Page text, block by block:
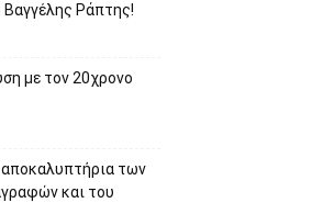
Βαγγέλης Ράπτης!
με τον 20χρονο
των
και του